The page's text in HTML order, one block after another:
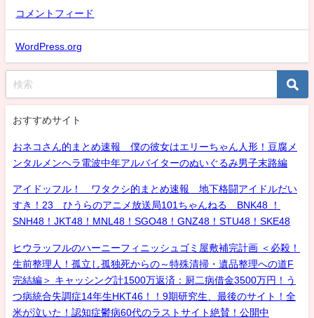
コメントフィード
WordPress.org
おすすめサイト
おネコさん的まとめ速報 僕の彼女はエリーちゃん人形！豆腐メ
ンタルメンヘラ電波中年アルバイターのぬいぐるみ男子末路編
アイドッフル！ ワタクシ的まとめ速報 地下格闘アイドルだい
すき！23 ひうらのアニメ放送局101ちゃんねる BNK48 ！
SNH48！JKT48！MNL48！SGO48！GNZ48！STU48！SKE48
ヒウラッフルのハーニーフィニッシュゴミ屋敷補完計画 ＜必殺！
生前整理人！孤立し孤独死からの～特殊清掃・遺品整理への道F
完結編＞ キャッシング計1500万返済：厨二病借金3500万円！う
つ病統合失調症14年生HKT46！！9期研究生、最後のサイト！全
米が泣いた！認知症鬱病60代のラストサイト絶賛！公開中